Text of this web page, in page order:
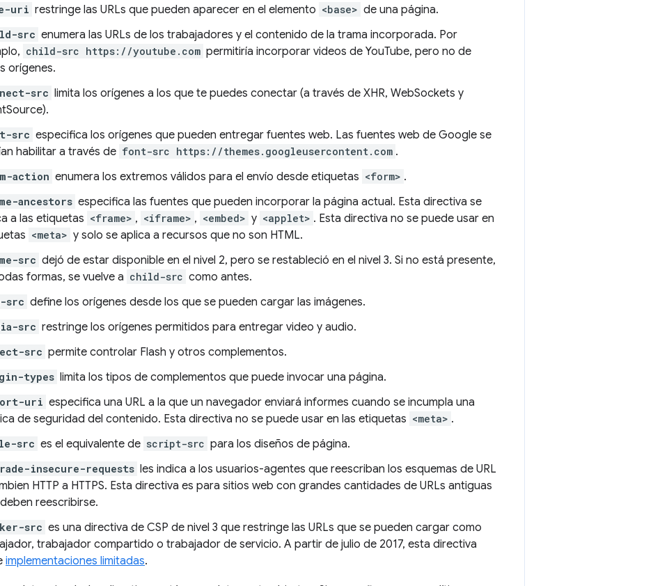
uri restringe las URLs que pueden aparecer en el elemento <base> de una página.
src enumera las URLs de los trabajadores y el contenido de la trama incorporada. Por
child-src https://youtube.com permitiría incorporar videos de YouTube, pero no de
orígenes.
src limita los orígenes a los que te puedes conectar (a través de XHR, WebSockets y
src especifica los orígenes que pueden entregar fuentes web. Las fuentes web de Google se
habilitar a través de font-src https://themes.googleusercontent.com .
action enumera los extremos válidos para el envío desde etiquetas <form> .
ancestors especifica las fuentes que pueden incorporar la página actual. Esta directiva se
a las etiquetas <frame> , <iframe> , <embed> y <applet> . Esta directiva no se puede usar en
<meta> y solo se aplica a recursos que no son HTML.
src dejó de estar disponible en el nivel 2, pero se restableció en el nivel 3. Si no está presente,
formas, se vuelve a child-src como antes.
src define los orígenes desde los que se pueden cargar las imágenes.
src restringe los orígenes permitidos para entregar video y audio.
src permite controlar Flash y otros complementos.
types limita los tipos de complementos que puede invocar una página.
uri especifica una URL a la que un navegador enviará informes cuando se incumpla una
de seguridad del contenido. Esta directiva no se puede usar en las etiquetas <meta> .
src es el equivalente de script-src para los diseños de página.
insecure-requests les indica a los usuarios-agentes que reescriban los esquemas de URL
HTTP a HTTPS. Esta directiva es para sitios web con grandes cantidades de URLs antiguas
reescribirse.
src es una directiva de CSP de nivel 3 que restringe las URLs que se pueden cargar como
trabajador compartido o trabajador de servicio. A partir de julio de 2017, esta directiva
implementaciones limitadas.